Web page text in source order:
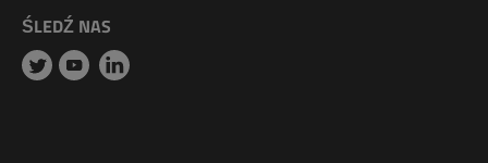
ŚLEDŹ NAS